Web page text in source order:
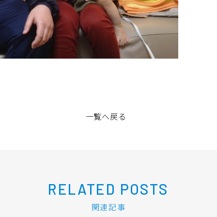
一覧へ戻る
RELATED POSTS
関連記事